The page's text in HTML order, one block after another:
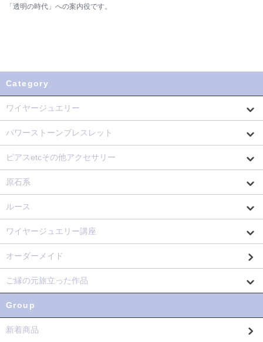
「透明の時代」への案内役です。
Category
ワイヤージュエリー
パワーストーンブレスレット
ピアスetcその他アクセサリー
原石系
ルース
ワイヤージュエリー講座
オーダーメイド
ご縁の元旅立った作品
Group
新着商品